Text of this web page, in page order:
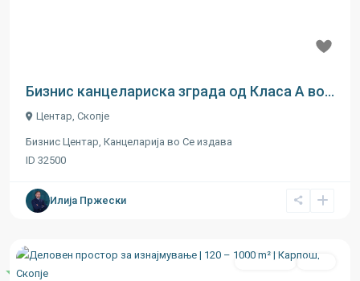
Бизнис канцелариска зграда од Класа А во...
Центар, Скопје
Бизнис Центар, Канцеларија во Се издава
ID 32500
Илија Пржески
Се издава Ново
Истакнати